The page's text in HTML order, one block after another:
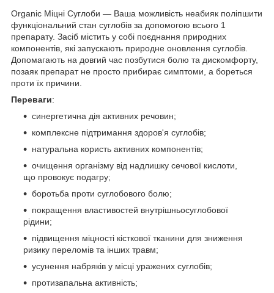
Organic Міцні Суглоби — Ваша можливість неабияк поліпшити
функціональний стан суглобів за допомогою всього 1
препарату. Засіб містить у собі поєднання природних
компонентів, які запускають природне оновлення суглобів.
Допомагають на довгий час позбутися болю та дискомфорту,
позаяк препарат не просто прибирає симптоми, а бореться
проти їх причини.
Переваги:
синергетична дія активних речовин;
комплексне підтримання здоров'я суглобів;
натуральна користь активних компонентів;
очищення організму від надлишку сечової кислоти,
що провокує подагру;
боротьба проти суглобового болю;
покращення властивостей внутрішньосуглобової
рідини;
підвищення міцності кісткової тканини для зниження
ризику переломів та інших травм;
усунення набряків у місці уражених суглобів;
протизапальна активність;